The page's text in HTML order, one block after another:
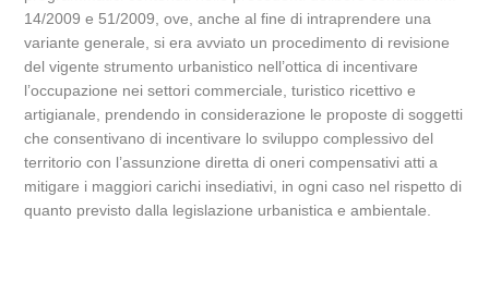
14/2009 e 51/2009, ove, anche al fine di intraprendere una
variante generale, si era avviato un procedimento di revisione
del vigente strumento urbanistico nell’ottica di incentivare
l’occupazione nei settori commerciale, turistico ricettivo e
artigianale, prendendo in considerazione le proposte di soggetti
che consentivano di incentivare lo sviluppo complessivo del
territorio con l’assunzione diretta di oneri compensativi atti a
mitigare i maggiori carichi insediativi, in ogni caso nel rispetto di
quanto previsto dalla legislazione urbanistica e ambientale.